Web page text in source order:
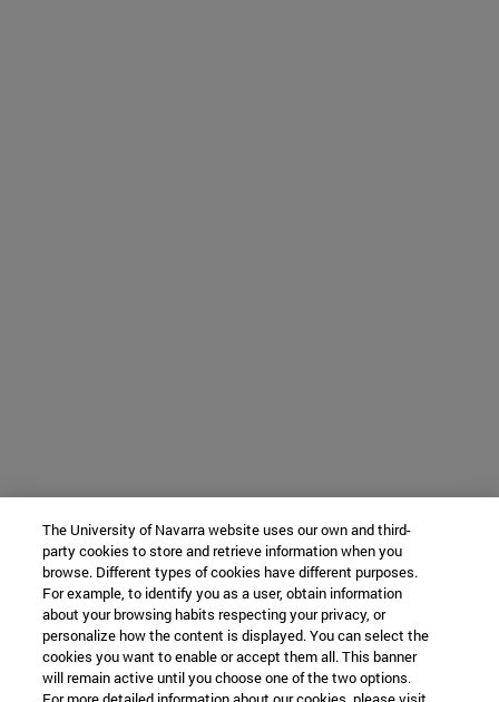
The University of Navarra website uses our own and third-
party cookies to store and retrieve information when you
browse. Different types of cookies have different purposes.
For example, to identify you as a user, obtain information
about your browsing habits respecting your privacy, or
personalize how the content is displayed. You can select the
cookies you want to enable or accept them all. This banner
will remain active until you choose one of the two options.